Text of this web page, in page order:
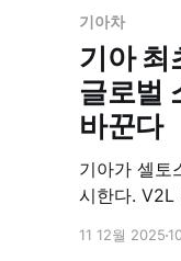
기아차
기아 최
글로벌
바꾼다
기아가 셀토
시한다. V2L
무드 조명
11 12월 2025